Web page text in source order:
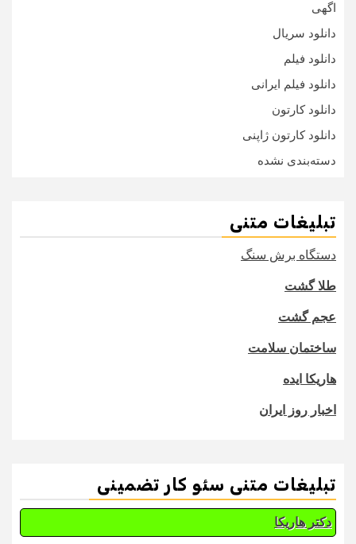
اگهی
دانلود سریال
دانلود فیلم
دانلود فیلم ایرانی
دانلود کارتون
دانلود کارتون ژاپنی
دسته‌بندی نشده
تبلیغات متنی
دستگاه برش سنگ
طلا گشت
عجم گشت
ساختمان سلامت
هاریکا ایده
اخبار روز ایران
تبلیغات متنی سئو کار تضمینی
دکتر هاریکا